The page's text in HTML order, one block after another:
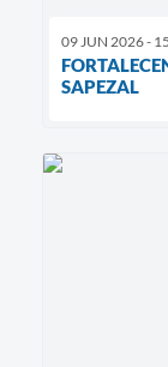
09 JUN 2026 -
SAPEZAL